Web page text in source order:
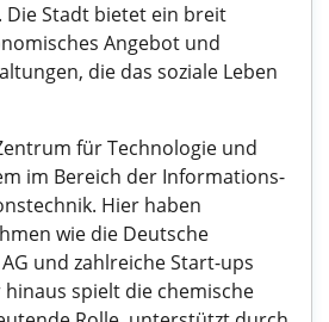
Die Stadt bietet ein breit
Angebot und
die das soziale Leben
für Technologie und
im Bereich der Informations-
Hier haben
wie die Deutsche
und zahlreiche Start-ups
spielt die chemische